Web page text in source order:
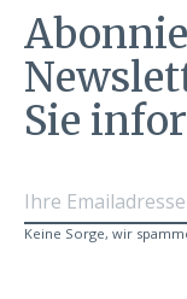
Sie
Keine Sorge, wir